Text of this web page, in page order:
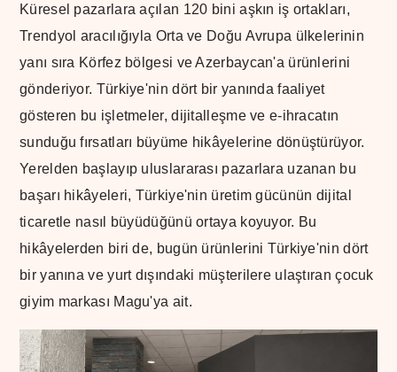
Küresel pazarlara açılan 120 bini aşkın iş ortakları,
Trendyol aracılığıyla Orta ve Doğu Avrupa ülkelerinin
yanı sıra Körfez bölgesi ve Azerbaycan'a ürünlerini
gönderiyor. Türkiye'nin dört bir yanında faaliyet
gösteren bu işletmeler, dijitalleşme ve e-ihracatın
sunduğu fırsatları büyüme hikâyelerine dönüştürüyor.
Yerelden başlayıp uluslararası pazarlara uzanan bu
başarı hikâyeleri, Türkiye'nin üretim gücünün dijital
ticaretle nasıl büyüdüğünü ortaya koyuyor. Bu
hikâyelerden biri de, bugün ürünlerini Türkiye'nin dört
bir yanına ve yurt dışındaki müşterilere ulaştıran çocuk
giyim markası Magu'ya ait.